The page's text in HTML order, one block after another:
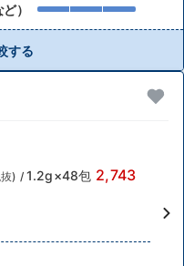
）
する
) / 1.2g×48包 2,743